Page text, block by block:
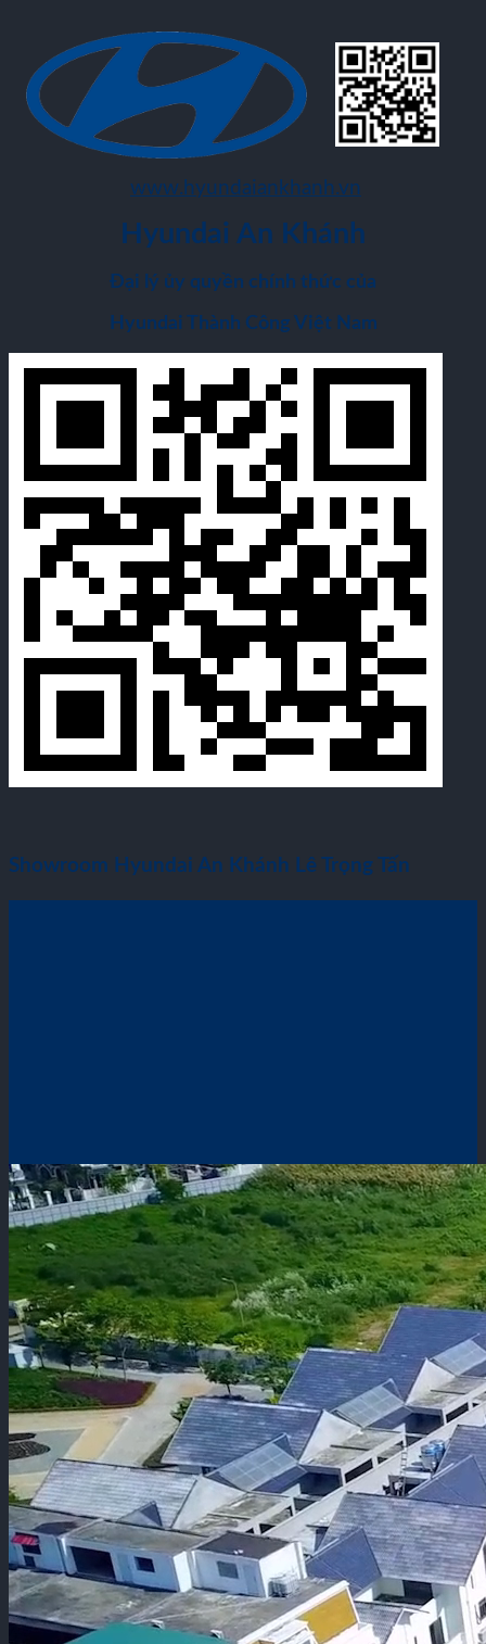
www.hyundaiankhanh.vn
Hyundai An Khánh
Đại lý ủy quyền chính thức của
Hyundai Thành Công Việt Nam
Showroom Hyundai An Khánh Lê Trọng Tấn